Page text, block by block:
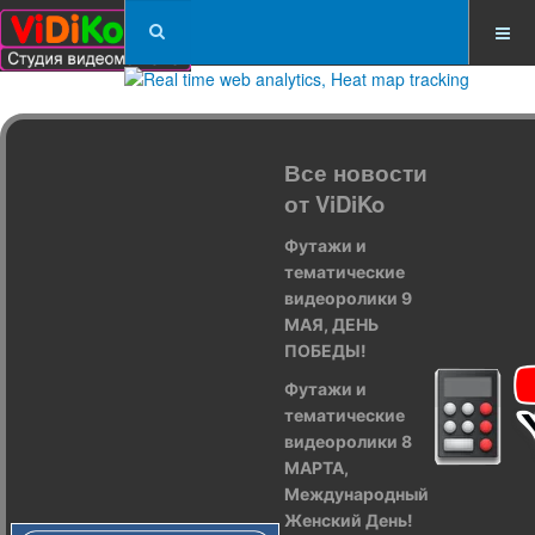
Все новости
от ViDiKo
Футажи и
тематические
видеоролики 9
МАЯ, ДЕНЬ
ПОБЕДЫ!
Футажи и
тематические
видеоролики 8
МАРТА,
Международный
Женский День!